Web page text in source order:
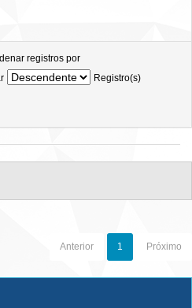
registros por
Registro(s)
Anterior 1 Próximo